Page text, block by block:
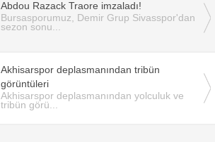
Abdou Razack Traore imzaladı!
Bursasporumuz, Demir Grup Sivasspor'dan
sezon sonu...
Akhisarspor deplasmanından tribün
görüntüleri
Akhisarspor deplasmanından yolculuk ve
tribün görü...